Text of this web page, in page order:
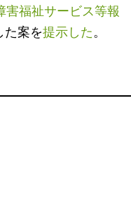
害福祉サービス等報
た案を提示した。